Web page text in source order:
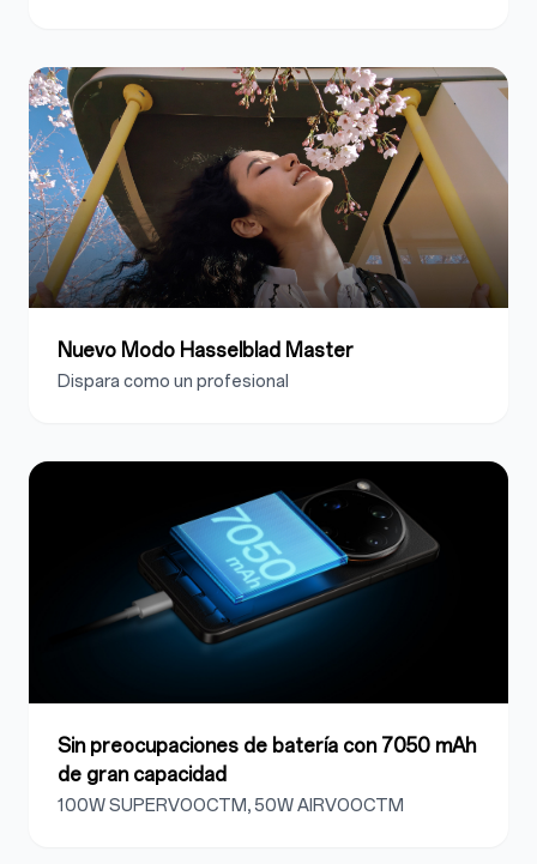
Nuevo Modo Hasselblad Master
Dispara como un profesional
Sin preocupaciones de batería con 7050 mAh
de gran capacidad
100W SUPERVOOCTM, 50W AIRVOOCTM